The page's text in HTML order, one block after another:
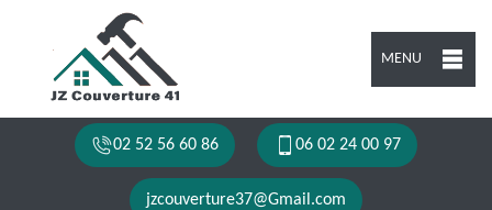
MENU
02 52 56 60 86 06 02 24 00 97
jzcouverture37@Gmail.com